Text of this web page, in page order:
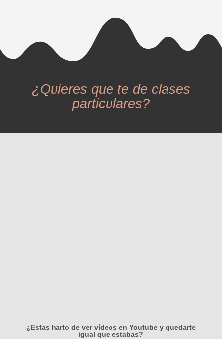
¿Quieres que te de clases
particulares?
¿Estas harto de ver vídeos en Youtube y quedarte
igual que estabas?